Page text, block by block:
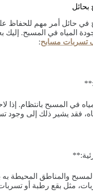
حائل أمر مهم للحفاظ
المياه في المسبح.
مسابح:
في المسبح بانتظام. إذا
فقد يشير ذلك إلى وجود
والمناطق المحيطة به
مثل بقع رطبة أو